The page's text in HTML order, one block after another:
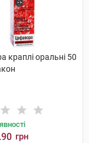
краплі оральні 50
грн